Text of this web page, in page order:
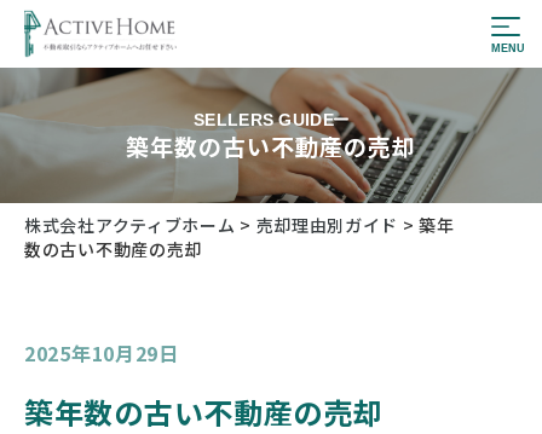
SELLERS GUIDE
築年数の古い不動産の売却
株式会社アクティブホーム > 売却理由別ガイド >築年
数の古い不動産の売却
2025年10月29日
築年数の古い不動産の売却